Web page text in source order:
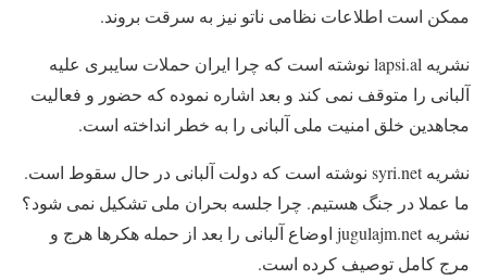
ممکن است اطلاعات نظامی ناتو نیز به سرقت بروند.
نشریه lapsi.al نوشته است که چرا ایران حملات سایبری علیه
آلبانی را متوقف نمی کند و بعد اشاره نموده که حضور و فعالیت
مجاهدین خلق امنیت ملی آلبانی را به خطر انداخته است.
نشریه syri.net نوشته است که دولت آلبانی در حال سقوط است.
ما عملا در جنگ هستیم. چرا جلسه بحران ملی تشکیل نمی شود؟
نشریه jugulajm.net اوضاع آلبانی را بعد از حمله هکرها هرج و
مرج کامل توصیف کرده است.